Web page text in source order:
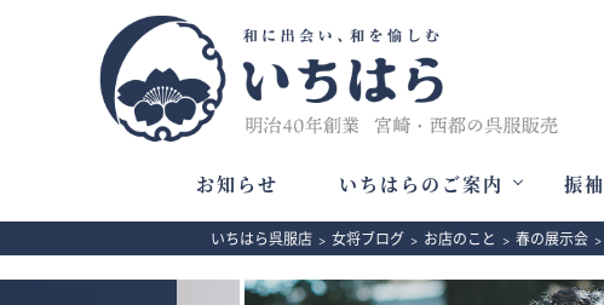
お知らせ いちはらのご案内 振袖
いちはら呉服店 > 女将ブログ > お店のこと > 春の展示会 >